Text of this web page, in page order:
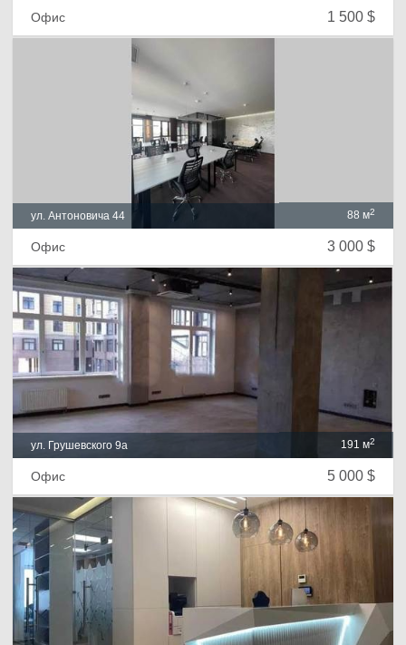
1 500 $
Офис
ул. Антоновича 44 88 м2
3 000 $
Офис
ул. Грушевского 9а 191 м2
5 000 $
Офис